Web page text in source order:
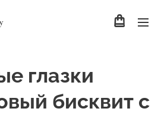
глазки
бисквит с